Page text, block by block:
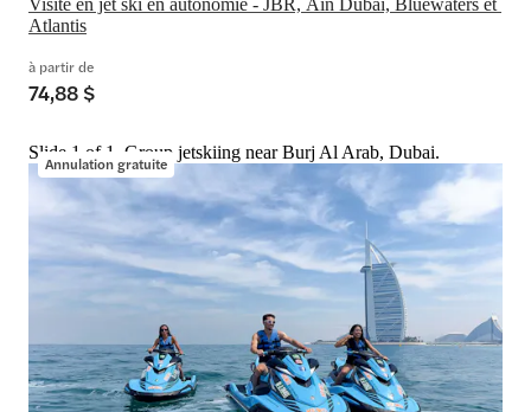
Visite en jet ski en autonomie - JBR, Ain Dubai, Bluewaters et
Atlantis
à partir de
74,88 $
Annulation gratuite
Slide 1 of 1, Group jetskiing near Burj Al Arab, Dubai.